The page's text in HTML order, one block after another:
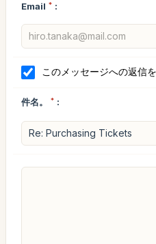
Email * :
このメッセージへの返信
件名。 * :